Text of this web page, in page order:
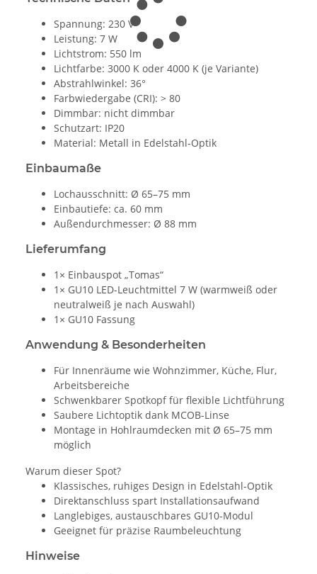
Spannung: 230 V
Leistung: 7 W
Lichtstrom: 550 lm
Lichtfarbe: 3000 K oder 4000 K (je Variante)
Abstrahlwinkel: 36°
Farbwiedergabe (CRI): > 80
Dimmbar: nicht dimmbar
Schutzart: IP20
Material: Metall in Edelstahl-Optik
Einbaumaße
Lochausschnitt: Ø 65–75 mm
Einbautiefe: ca. 60 mm
Außendurchmesser: Ø 88 mm
Lieferumfang
1× Einbauspot „Tomas“
1× GU10 LED-Leuchtmittel 7 W (warmweiß oder
neutralweiß je nach Auswahl)
1× GU10 Fassung
Anwendung & Besonderheiten
Für Innenräume wie Wohnzimmer, Küche, Flur,
Arbeitsbereiche
Schwenkbarer Spotkopf für flexible Lichtführung
Saubere Lichtoptik dank MCOB-Linse
Montage in Hohlraumdecken mit Ø 65–75 mm
möglich
Warum dieser Spot?
Klassisches, ruhiges Design in Edelstahl-Optik
Direktanschluss spart Installationsaufwand
Langlebiges, austauschbares GU10-Modul
Geeignet für präzise Raumbeleuchtung
Hinweise